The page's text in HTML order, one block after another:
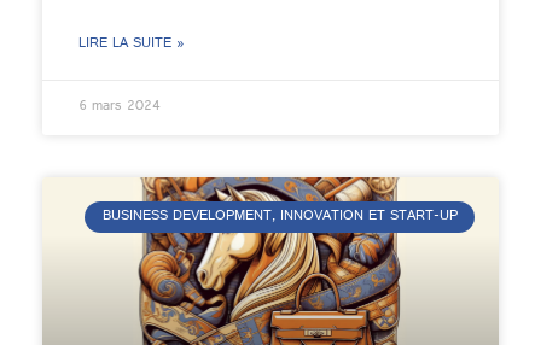
LIRE LA SUITE »
6 mars 2024
BUSINESS DEVELOPMENT, INNOVATION ET START-UP